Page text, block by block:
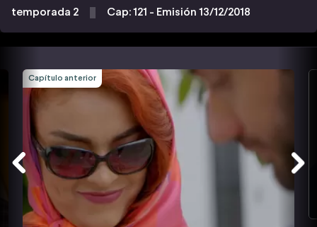
temporada 2 Cap: 121 - Emisión 13/12/2018
Capítulo anterior